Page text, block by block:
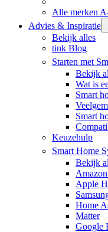
Alle merken
Advies & Inspiratie
Bekijk alles
tink Blog
Starten met
Bekijk
Wat is
Smart
Smart
Keuzehulp
Smart Home
Bekijk
Apple
Home
Matter
Google